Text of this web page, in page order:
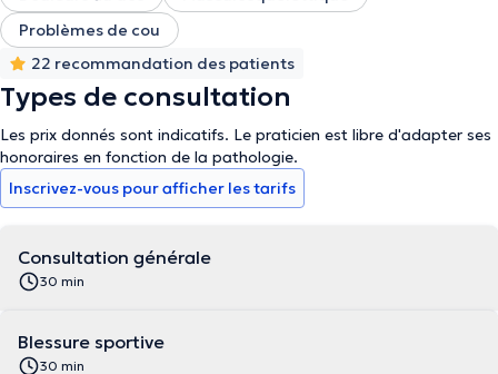
Problèmes de cou
22 recommandation des patients
Types de consultation
Les prix donnés sont indicatifs. Le praticien est libre d'adapter ses
honoraires en fonction de la pathologie.
Inscrivez-vous pour afficher les tarifs
Consultation générale
30 min
Blessure sportive
30 min